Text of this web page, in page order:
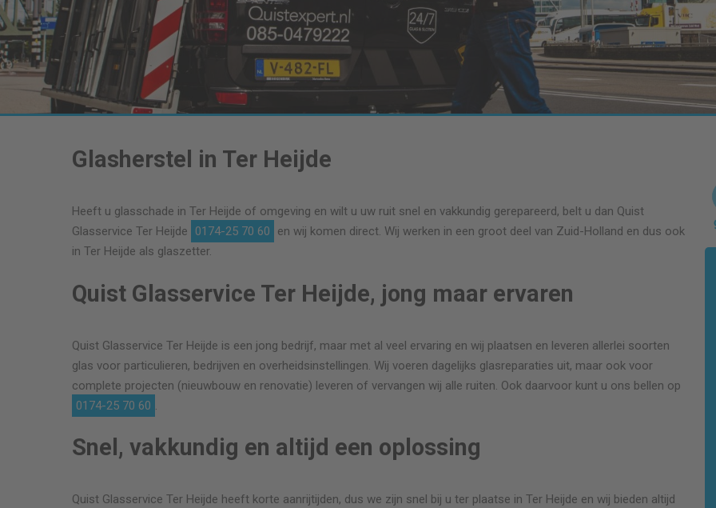
Glasherstel in Ter Heijde
Heeft u glasschade in Ter Heijde of omgeving en wilt u uw ruit snel en vakkundig gerepareerd, belt u dan Quist
Glasservice Ter Heijde
0174-25 70 60
en wij komen direct. Wij werken in een groot deel van Zuid-Holland en dus ook
in Ter Heijde als glaszetter.
Quist Glasservice Ter Heijde, jong maar ervaren
Quist Glasservice Ter Heijde is een jong bedrijf, maar met al veel ervaring en wij plaatsen en leveren allerlei soorten
glas voor particulieren, bedrijven en overheidsinstellingen. Wij voeren dagelijks glasreparaties uit, maar ook voor
complete projecten (nieuwbouw en renovatie) leveren of vervangen wij alle ruiten. Ook daarvoor kunt u ons bellen op
0174-25 70 60 .
Snel, vakkundig en altijd een oplossing
Quist Glasservice Ter Heijde heeft korte aanrijtijden, dus we zijn snel bij u ter plaatse in Ter Heijde en wij bieden altijd